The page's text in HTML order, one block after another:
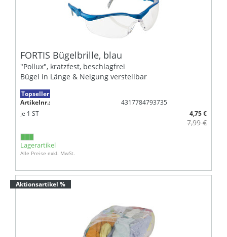
FORTIS Bügelbrille, blau
"Pollux", kratzfest, beschlagfrei
Bügel in Länge & Neigung verstellbar
Topseller
Artikelnr.:
4317784793735
je 1 ST 4,75 €
7,99 €
Lagerartikel
Alle Preise exkl. MwSt.
Aktionsartikel %